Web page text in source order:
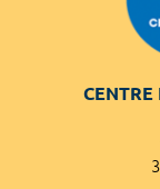
CENTRE